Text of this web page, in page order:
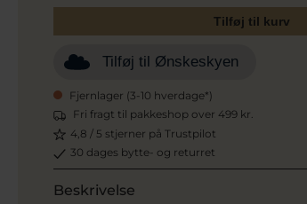
Tilføj til kurv
Tilføj til Ønskeskyen
Fjernlager (3-10 hverdage*)
Fri fragt til pakkeshop over 499 kr.
4,8 / 5 stjerner på Trustpilot
30 dages bytte- og returret
Beskrivelse